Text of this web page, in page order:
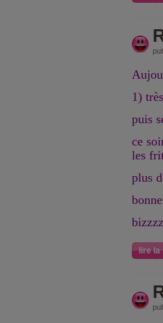
1)
puis
ce
les
plus
lire la